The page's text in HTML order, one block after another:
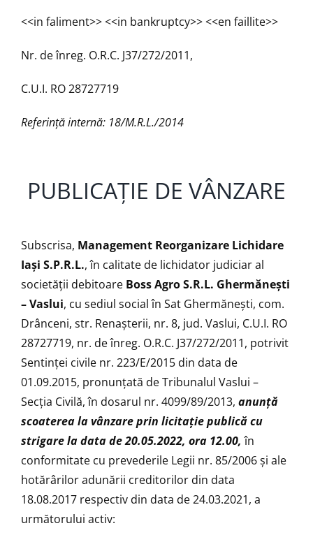
<<in faliment>> <<in bankruptcy>> <<en faillite>>
Nr. de înreg. O.R.C. J37/272/2011,
C.U.I. RO 28727719
Referință internă: 18/M.R.L./2014
PUBLICAȚIE DE VÂNZARE
Subscrisa, Management Reorganizare Lichidare
Iaşi S.P.R.L., în calitate de lichidator judiciar al
societății debitoare Boss Agro S.R.L. Ghermăneşti
– Vaslui, cu sediul social în Sat Ghermăneşti, com.
Drânceni, str. Renaşterii, nr. 8, jud. Vaslui, C.U.I. RO
28727719, nr. de înreg. O.R.C. J37/272/2011, potrivit
Sentinţei civile nr. 223/E/2015 din data de
01.09.2015, pronunţată de Tribunalul Vaslui –
Secţia Civilă, în dosarul nr. 4099/89/2013, anunţă
scoaterea la vânzare prin licitaţie publică cu
strigare la data de 20.05.2022, ora 12.00, în
conformitate cu prevederile Legii nr. 85/2006 şi ale
hotărârilor adunării creditorilor din data
18.08.2017 respectiv din data de 24.03.2021, a
următorului activ: